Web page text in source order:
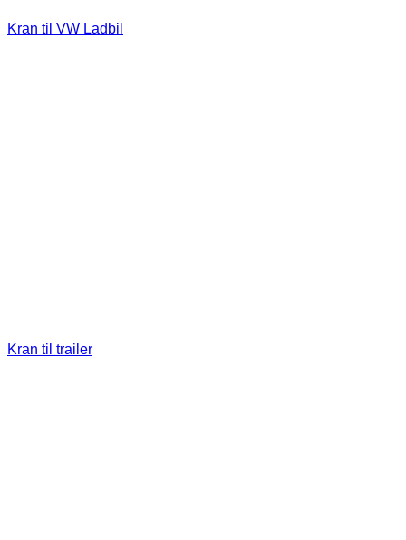
Kran til VW Ladbil
Kran til trailer